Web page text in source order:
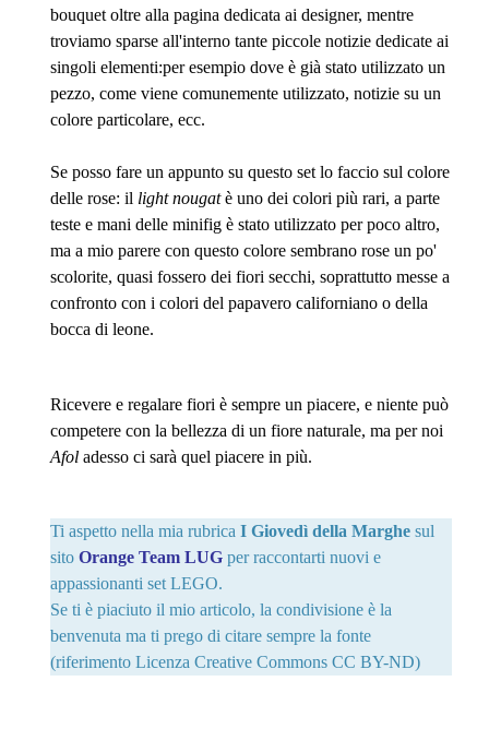
bouquet oltre alla pagina dedicata ai designer, mentre
troviamo sparse all'interno tante piccole notizie dedicate ai
singoli elementi:per esempio dove è già stato utilizzato un
pezzo, come viene comunemente utilizzato, notizie su un
colore particolare, ecc.
Se posso fare un appunto su questo set lo faccio sul colore
delle rose: il light nougatè uno dei colori più rari, a parte
teste e mani delle minifig è stato utilizzato per poco altro,
ma a mio parere con questo colore sembrano rose un po'
scolorite, quasi fossero dei fiori secchi, soprattutto messe a
confronto con i colori del papavero californiano o della
bocca di leone.
Ricevere e regalare fiori è sempre un piacere, e niente può
competere con la bellezza di un fiore naturale, ma per noi
Afol adesso ci sarà quel piacere in più.
Ti aspetto nella mia rubrica I Giovedì della Marghe sul
sito Orange Team LUG per raccontarti nuovi e
appassionanti set LEGO.
Se ti è piaciuto il mio articolo, la condivisione è la
benvenuta ma ti prego di citare sempre la fonte
(riferimento Licenza Creative Commons CC BY-ND)